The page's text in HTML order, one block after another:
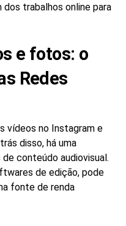
dos trabalhos online para
e fotos: o
Redes
vídeos no Instagram e
disso, há uma
conteúdo audiovisual.
de edição, pode
fonte de renda